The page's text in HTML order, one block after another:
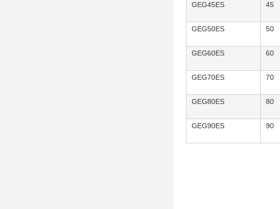
GEG45ES 45
GEG50ES 50
GEG60ES 60
GEG70ES 70
GEG80ES 80
GEG90ES 90